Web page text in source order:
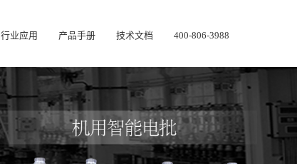
行业应用 产品手册 技术文档 400-806-3988